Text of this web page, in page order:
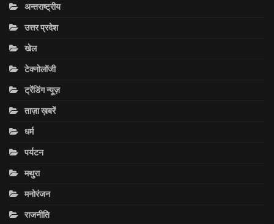
अन्तराष्ट्रीय
उत्तर प्रदेश
खेल
टेक्नोलॉजी
ट्रेंडिंग न्यूज़
ताज़ा ख़बरें
धर्म
पर्यटन
मथुरा
मनोरंजन
राजनीति